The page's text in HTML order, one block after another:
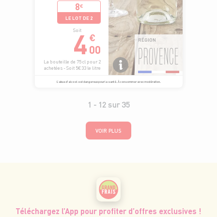
8€
LE LOT DE 2
Soit
4 €
00
La bouteille de 75 cl pour 2
achetées - Soit 5€33 le litre
RÉGION
PROVENCE
L’abus d’alcool est dangereux pour la santé. À consommer avec modération.
1 - 12sur35
VOIR PLUS
Téléchargez l’App pour profiter d’offres exclusives !